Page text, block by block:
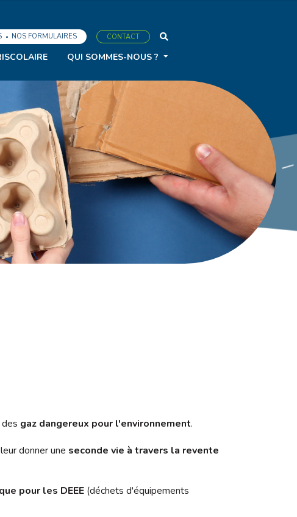
NOS FORMULAIRES CONTACT
QUI SOMMES-NOUS ?
gaz dangereux pour l'environnement.
donner une seconde vie à travers la revente
pour les DEEE (déchets d'équipements